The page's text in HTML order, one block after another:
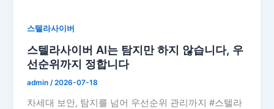
스텔라사이버
스텔라사이버 AI는 탐지만 하지 않습니다, 우
선순위까지 정합니다
admin /2026-07-18
차세대 보안, 탐지를 넘어 우선순위 관리까지 #스텔라